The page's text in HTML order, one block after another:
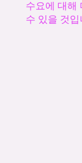
수요에 대해
수 있을 것입